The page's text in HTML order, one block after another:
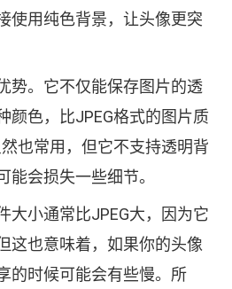
使用纯色背景，让头像更突
势。它不仅能保存图片的透
颜色，比JPEG格式的图片质
也常用，但它不支持透明背
能会损失一些细节。
大小通常比JPEG大，因为它
这也意味着，如果你的头像
的时候可能会有些慢。所